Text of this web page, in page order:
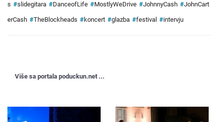
s #slidegitara #DanceofLife #MostlyWeDrive #JohnnyCash #JohnCart
erCash #TheBlockheads #koncert #glazba #festival #intervju
Više sa portala poduckun.net ...